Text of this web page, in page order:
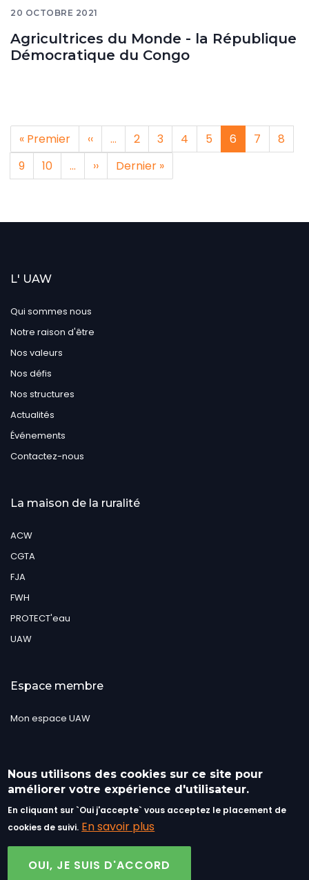
20 OCTOBRE 2021
Agricultrices du Monde - la République
Démocratique du Congo
Première
page
« Premier
Page
précédente
‹‹ … Page
2 Page
3 Page
4 Page
5
Page
courante
6 Page
7 Page
8
Page
9 Page
10 …
Page
suivante
››
Dernière
page
Dernier »
L' UAW
Qui sommes nous
Notre raison d'être
Nos valeurs
Nos défis
Nos structures
Actualités
Événements
Contactez-nous
La maison de la ruralité
ACW
CGTA
FJA
FWH
PROTECT'eau
UAW
Espace membre
Mon espace UAW
©UAW 2019 - Tous droits réservés..
Nous utilisons des cookies sur ce site pour
améliorer votre expérience d'utilisateur.
En cliquant sur `Oui j'accepte` vous acceptez le placement de
cookies de suivi. En savoir plus
OUI, JE SUIS D'ACCORD